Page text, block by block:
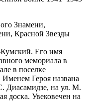
Знамени,
Красной Звезды
Его имя
мемориала в
в поселке
Именем Героя названа
Диасамидзе, на ул. М.
доска. Увековечен на